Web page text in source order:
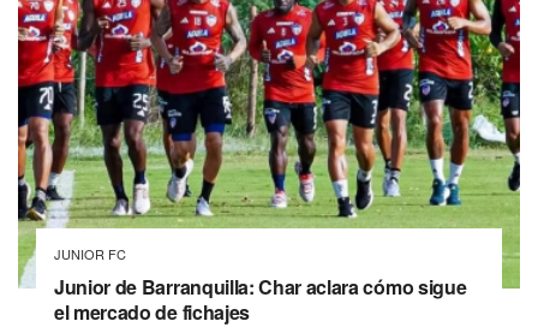
JUNIOR FC
Junior de Barranquilla: Char aclara cómo sigue
el mercado de fichajes